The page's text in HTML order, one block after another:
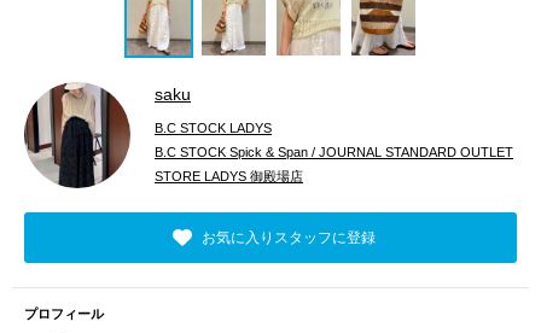
saku
B.C STOCK LADYS
B.C STOCK Spick & Span / JOURNAL STANDARD OUTLET
STORE LADYS 御殿場店
お気に入りスタッフに登録
プロフィール